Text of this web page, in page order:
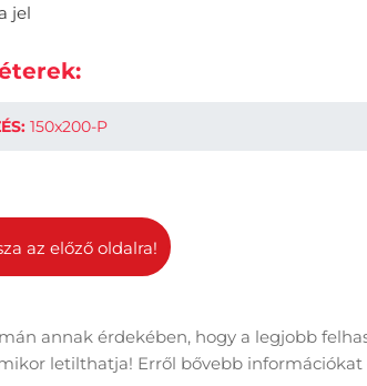
jel
150x200-P
az előző oldalra!
Oldal információk Adatkezelési
annak érdekében, hogy a legjobb
letilthatja! Erről bővebb információkat